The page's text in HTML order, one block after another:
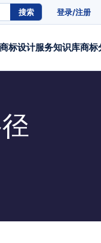
搜索 登录/注册
商标设计服务知识库商标